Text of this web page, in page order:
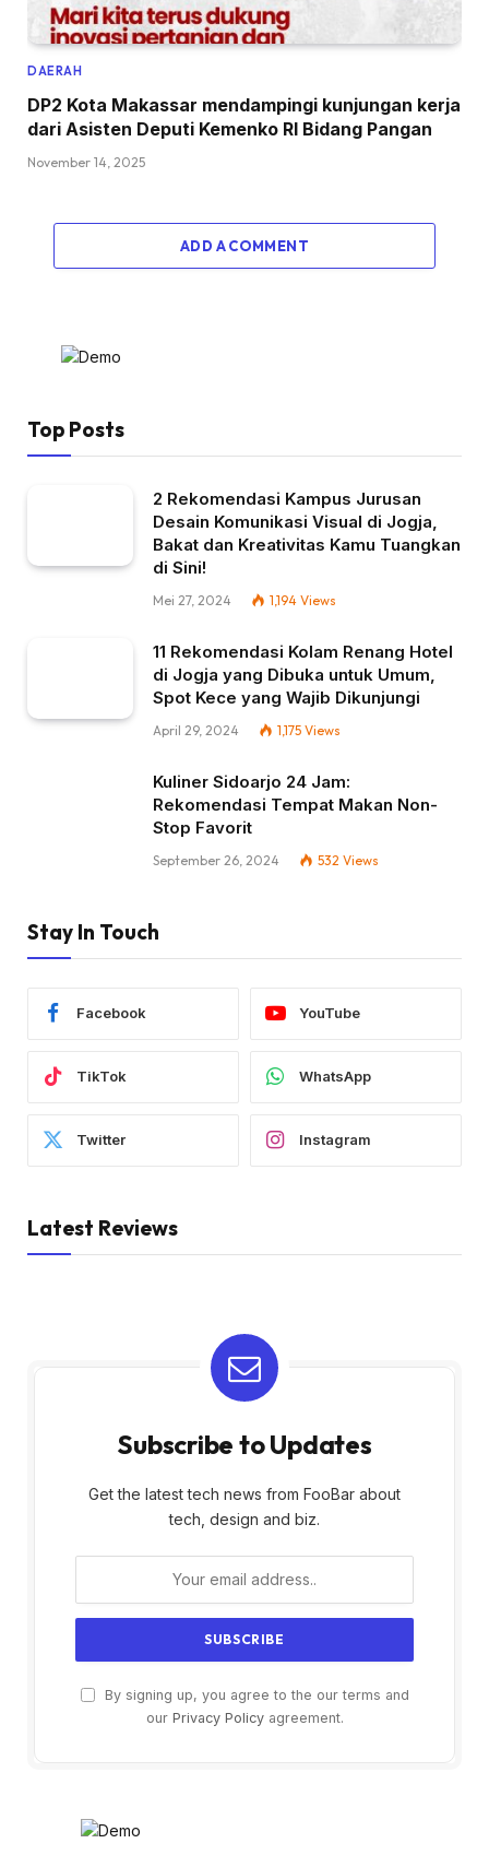
DAERAH
DP2 Kota Makassar mendampingi kunjungan kerja
dari Asisten Deputi Kemenko RI Bidang Pangan
November 14, 2025
ADD A COMMENT
Top Posts
2 Rekomendasi Kampus Jurusan
Desain Komunikasi Visual di Jogja,
Bakat dan Kreativitas Kamu Tuangkan
di Sini!
Mei 27, 2024 1,194 Views
11 Rekomendasi Kolam Renang Hotel
di Jogja yang Dibuka untuk Umum,
Spot Kece yang Wajib Dikunjungi
April 29, 2024 1,175 Views
Kuliner Sidoarjo 24 Jam:
Rekomendasi Tempat Makan Non-
Stop Favorit
September 26, 2024 532 Views
Stay In Touch
Facebook YouTube
TikTok WhatsApp
Twitter Instagram
Latest Reviews
Subscribe to Updates
Get the latest tech news from FooBar about
tech, design and biz.
By signing up, you agree to the our terms and
our Privacy Policyagreement.